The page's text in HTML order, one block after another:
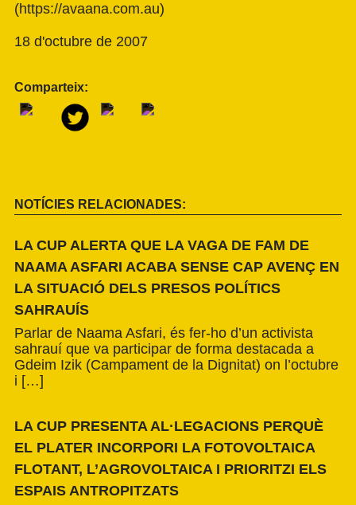
(https://avaana.com.au)
18 d'octubre de 2007
Comparteix:
NOTÍCIES RELACIONADES:
LA CUP ALERTA QUE LA VAGA DE FAM DE
NAAMA ASFARI ACABA SENSE CAP AVENÇ EN
LA SITUACIÓ DELS PRESOS POLÍTICS
SAHRAUÍS
Parlar de Naama Asfari, és fer-ho d’un activista
sahrauí que va participar de forma destacada a
Gdeim Izik (Campament de la Dignitat) on l’octubre
i […]
LA CUP PRESENTA AL·LEGACIONS PERQUÈ
EL PLATER INCORPORI LA FOTOVOLTAICA
FLOTANT, L’AGROVOLTAICA I PRIORITZI ELS
ESPAIS ANTROPITZATS